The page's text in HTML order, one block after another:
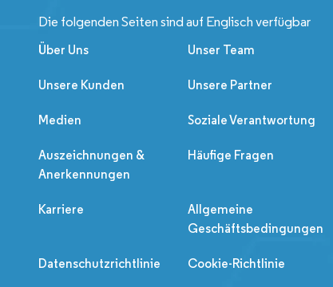
Die folgenden Seiten sind auf Englisch verfügbar
Über Uns Unser Team
Unsere Kunden Unsere Partner
Medien Soziale Verantwortung
Auszeichnungen &
Anerkennungen
Häufige Fragen
Karriere
Allgemeine
Geschäftsbedingungen
Datenschutzrichtlinie Cookie-Richtlinie